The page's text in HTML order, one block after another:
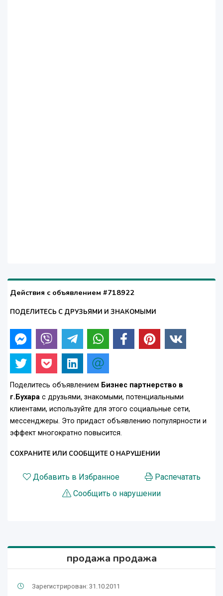
Действия с объявлением #718922
ПОДЕЛИТЕСЬ С ДРУЗЬЯМИ И ЗНАКОМЫМИ
Поделитесь объявлением Бизнес партнерство в
г.Бухара с друзьями, знакомыми, потенциальными
клиентами, используйте для этого социальные сети,
мессенджеры. Это придаст объявлению популярности и
эффект многократно повысится.
СОХРАНИТЕ ИЛИ СООБЩИТЕ О НАРУШЕНИИ
Добавить в Избранное
Распечатать
Сообщить о нарушении
продажа продажа
Зарегистрирован: 31.10.2011